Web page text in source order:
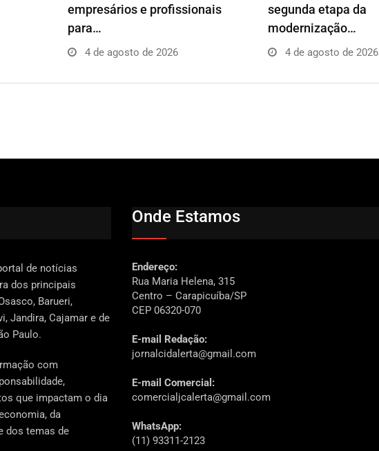
empresários e profissionais
para…
4 de agosto de 2026
segunda etapa da
modernização…
4 de agosto de 2026
de notícias
dos principais
Barueri,
Jandira, Cajamar e de
Paulo.
com
que impactam o dia
da
dos temas de
Onde Estamos
Endereço:
Rua Maria Helena, 315
Centro – Carapicuíba/SP
CEP 06320-070
E-mail Redação:
jornalcidalerta@gmail.com
E-mail Comercial:
comercialjcalerta@gmail.com
WhatsApp:
(11) 93311-2123